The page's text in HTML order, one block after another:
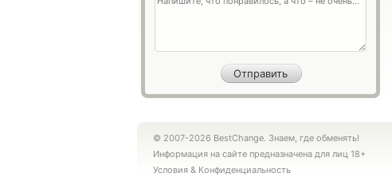
© 2007-2026 BestChange. Знаем, где обменять!
Информация на сайте предназначена для лиц 18+
Условия & Конфиденциальность